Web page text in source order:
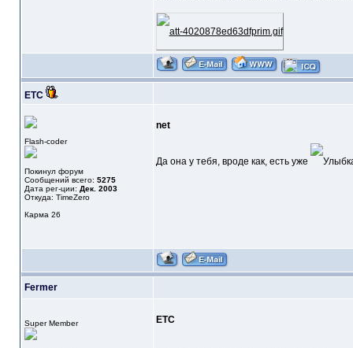
ETC
Flash-coder
Покинул форум
Сообщений всего: 5275
Дата рег-ции: Дек. 2003
Откуда: TimeZero
Карма 26
net
Да она у тебя, вроде как, есть уже
Fermer
Super Member ETC